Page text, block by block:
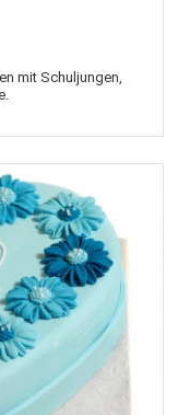
mit Schuljungen,